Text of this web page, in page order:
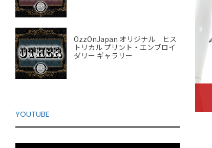
OzzOnJapan オリジナル ヒス
トリカル プリント・エンブロイ
ダリー ギャラリー
YOUTUBE